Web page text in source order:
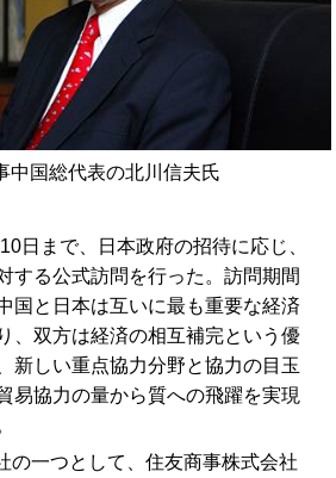
中国総代表の北川信夫氏
日まで、日本政府の招待に応じ、
する公式訪問を行った。訪問期間
国と日本は互いに最も重要な経済
、双方は経済の相互補完という優
新しい重点協力分野と協力の目玉
易協力の量から質への飛躍を実現
の一つとして、住友商事株式会社